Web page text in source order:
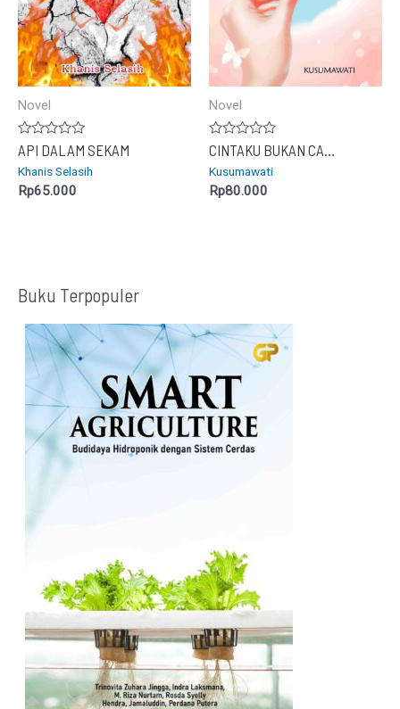
Novel
Dinilai
0
dari
5
API DALAM SEKAM
Khanis Selasih
Rp65.000
Novel
Dinilai
0
dari
5
Kusumawati
Rp80.000
Buku Terpopuler